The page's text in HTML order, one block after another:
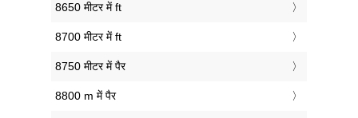
8650 मीटर में ft
8700 मीटर में ft
8750 मीटर में पैर
8800 m में पैर